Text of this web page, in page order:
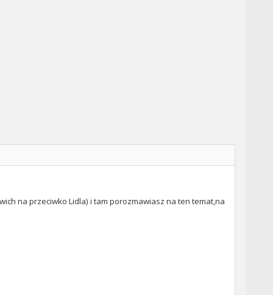
na przeciwko Lidla) i tam porozmawiasz na ten temat,na